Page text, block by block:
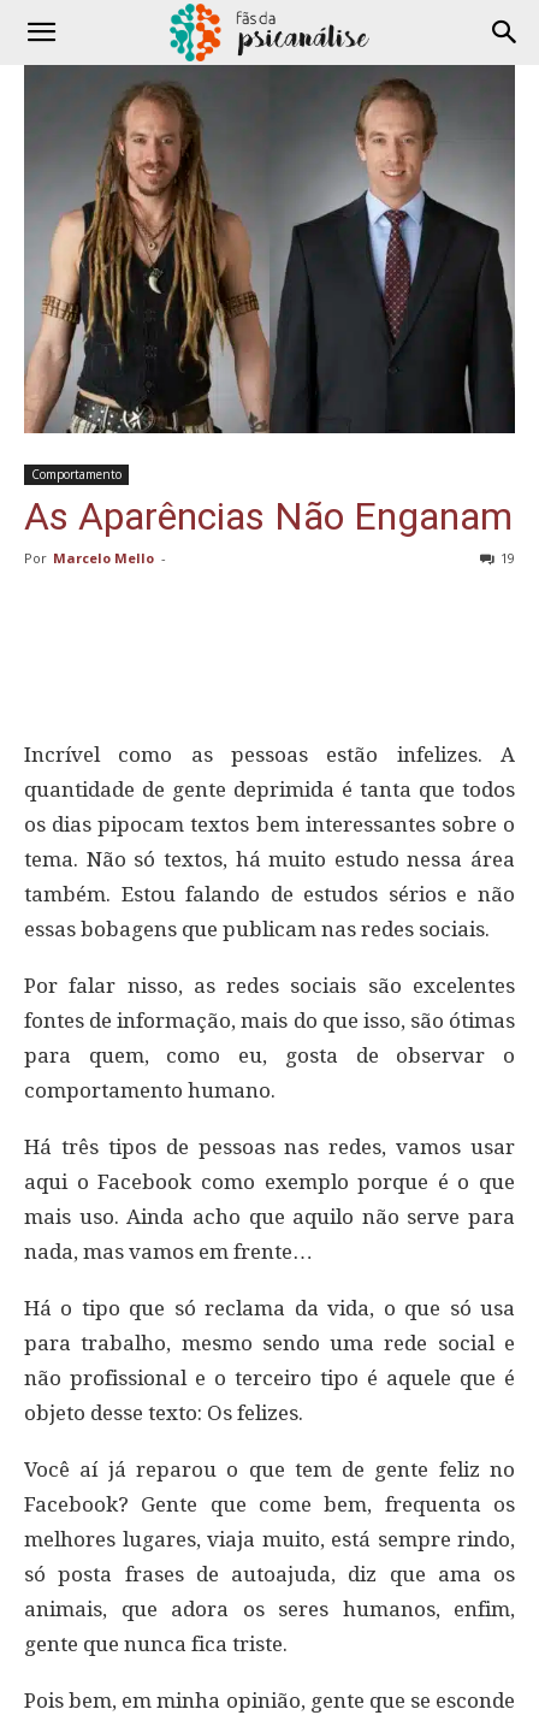
Comportamento
As Aparências Não Enganam
Por Marcelo Mello - 19
Incrível como as pessoas estão infelizes. A
quantidade de gente deprimida é tanta que todos
os dias pipocam textos bem interessantes sobre o
tema. Não só textos, há muito estudo nessa área
também. Estou falando de estudos sérios e não
essas bobagens que publicam nas redes sociais.
Por falar nisso, as redes sociais são excelentes
fontes de informação, mais do que isso, são ótimas
para quem, como eu, gosta de observar o
comportamento humano.
Há três tipos de pessoas nas redes, vamos usar
aqui o Facebook como exemplo porque é o que
mais uso. Ainda acho que aquilo não serve para
nada, mas vamos em frente…
Há o tipo que só reclama da vida, o que só usa
para trabalho, mesmo sendo uma rede social e
não profissional e o terceiro tipo é aquele que é
objeto desse texto: Os felizes.
Você aí já reparou o que tem de gente feliz no
Facebook? Gente que come bem, frequenta os
melhores lugares, viaja muito, está sempre rindo,
só posta frases de autoajuda, diz que ama os
animais, que adora os seres humanos, enfim,
gente que nunca fica triste.
Pois bem, em minha opinião, gente que se esconde